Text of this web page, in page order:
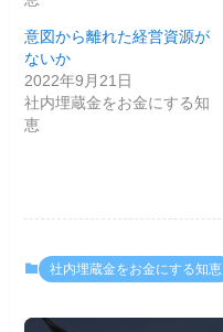
意図から離れた経営資源が
ないか
2022年9月21日
社内埋蔵金をお金にする知
恵
社内埋蔵金をお金にする知恵